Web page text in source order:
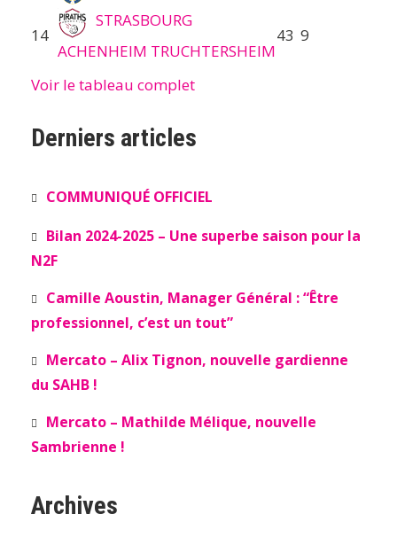
14
STRASBOURG
ACHENHEIM TRUCHTERSHEIM
43 9
Voir le tableau complet
Derniers articles
COMMUNIQUÉ OFFICIEL
Bilan 2024-2025 – Une superbe saison pour la
N2F
Camille Aoustin, Manager Général : “Être
professionnel, c’est un tout”
Mercato – Alix Tignon, nouvelle gardienne
du SAHB !
Mercato – Mathilde Mélique, nouvelle
Sambrienne !
Archives